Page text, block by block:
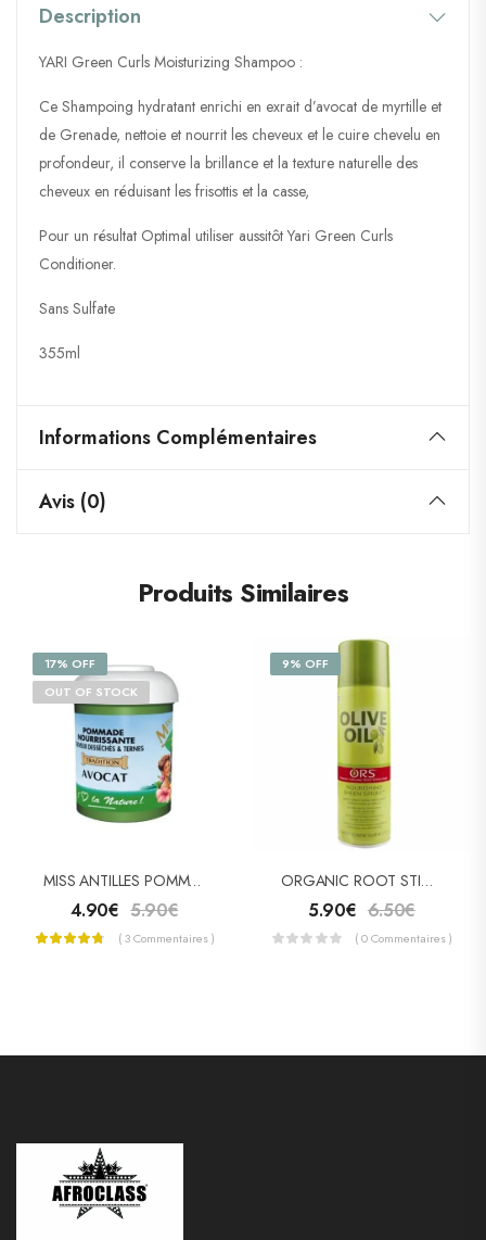
Description
YARI Green Curls Moisturizing Shampoo :
Ce Shampoing hydratant enrichi en exrait d’avocat de myrtille et
de Grenade, nettoie et nourrit les cheveux et le cuire chevelu en
profondeur, il conserve la brillance et la texture naturelle des
cheveux en réduisant les frisottis et la casse,
Pour un résultat Optimal utiliser aussitôt Yari Green Curls
Conditioner.
Sans Sulfate
355ml
Informations Complémentaires
Avis (0)
Produits Similaires
17% OFF
OUT OF STOCK
MISS ANTILLES POMMADE CAPILLAIRE À L’AVOCAT 125ML
4.90€ 5.90€
( 3 Commentaires )
9% OFF
ORGANIC ROOT STIMULATOR OLIVE OIL NOURISHING SHEEN SPRAY
5.90€ 6.50€
( 0 Commentaires )